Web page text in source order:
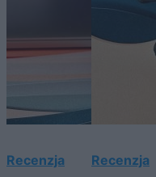
Recenzja
Recenzja